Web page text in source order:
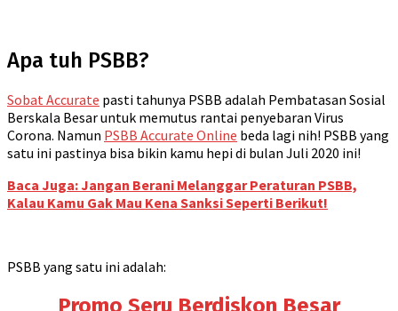
Apa tuh PSBB?
Sobat Accurate pasti tahunya PSBB adalah Pembatasan Sosial
Berskala Besar untuk memutus rantai penyebaran Virus
Corona. Namun PSBB Accurate Online beda lagi nih! PSBB yang
satu ini pastinya bisa bikin kamu hepi di bulan Juli 2020 ini!
Baca Juga: Jangan Berani Melanggar Peraturan PSBB,
Kalau Kamu Gak Mau Kena Sanksi Seperti Berikut!
PSBB yang satu ini adalah:
Promo Seru Berdiskon Besar